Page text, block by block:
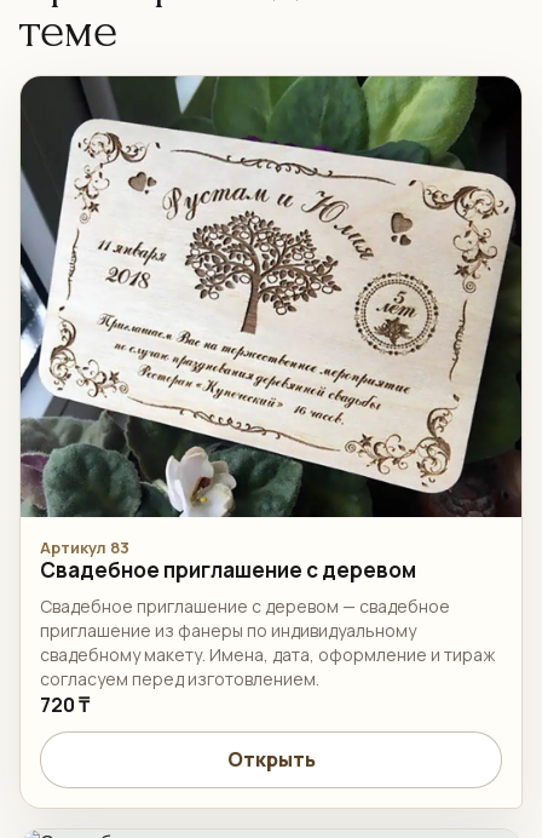
теме
Артикул 83
Свадебное приглашение с деревом
Свадебное приглашение с деревом — свадебное
приглашение из фанеры по индивидуальному
свадебному макету. Имена, дата, оформление и тираж
согласуем перед изготовлением.
720 ₸
Открыть